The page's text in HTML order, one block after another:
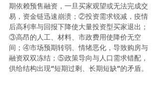
期依赖预售融资，一旦买家观望或无法完成交
易，资金链迅速崩溃；②投资需求锐减，疫情
后高利率与回报下降使大量投资型买家退出；
③高昂的人工、材料、市政费用使降价无空
间；④市场预期转弱、情绪恶化，导致购房与
融资双双冻结；⑤政策导向与人口需求错配，
供给结构出现“短期过剩、长期短缺”的矛盾。